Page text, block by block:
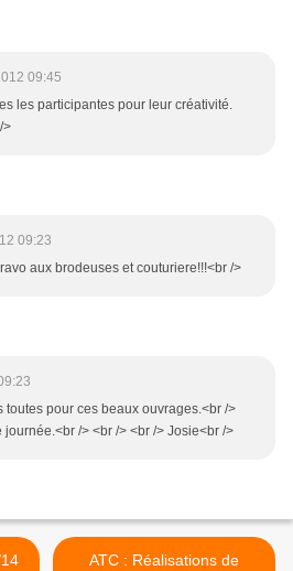
09:45
les participantes pour leur créativité.
>
09:23
aux brodeuses et couturiere!!!<br />
toutes pour ces beaux ouvrages.<br />
journée.<br /> <br /> <br /> Josie<br />
ATC : Réalisations de